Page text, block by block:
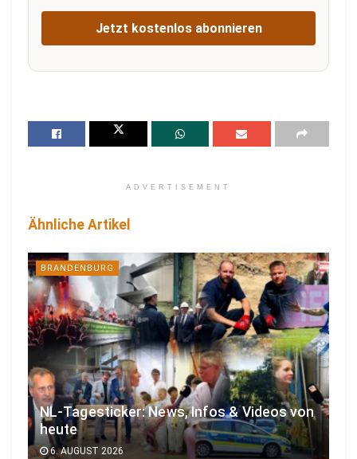
Jetzt kostenlos abonnieren
ADVERTISEMENT
Ähnliche Artikel
BRANDENBURG
NL-Tagesticker: News, Infos & Videos von
heute
6. AUGUST 2026